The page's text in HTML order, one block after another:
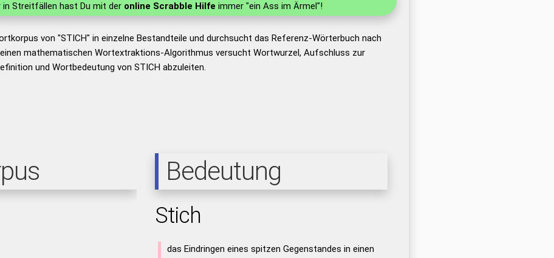
in Streitfällen hast Du mit der online Scrabble Hilfe immer "ein Ass im Ärmel"!
von "STICH" in einzelne Bestandteile und durchsucht das Referenz-Wörterbuch nach
einen mathematischen Wortextraktions-Algorithmus versucht Wortwurzel, Aufschluss zur
und Wortbedeutung von STICH abzuleiten.
Bedeutung
Stich
das Eindringen eines spitzen Gegenstandes in einen